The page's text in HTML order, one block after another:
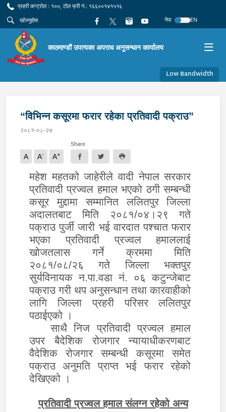
प्रहरी कन्ट्रोल : १००, टोल फ्री नं.: १६६००१४१५१६
नेपा
EN
काठमाण्डौं उपत्यका अपराध अनुसन्धान कार्यालय
Low Bandwidth
“विभिन्न कसूरमा फरार रहेका प्रतिवादी पक्राउ”
२०८१-०८-२७
A A- A+
Share
महेश महतको जाहेरीले वादी नेपाल सरकार
प्रतिवादी प्रज्वल हमाल भएको ठगी सम्बन्धी
कसूर मुद्दामा सम्मानित ललितपुर जिल्ला
अदालतबाट मिति २०८१/०४।२९ गते
पक्राउ पुर्जी जारी भई वारदात पश्चात फरार
भएका प्रतिवादी प्रज्वल हमाललाई
खोजतलास गर्ने क्रममा मिति
२०८१/०८/२६ गते जिल्ला भक्तपुर
सुर्यविनायक न.पा.वडा नं. ०६ कटुन्जेबाट
पक्राउ गरी थप अनुसन्धान तथा कारवाहीको
लागि जिल्ला प्रहरी परिसर ललितपुर
पठाईएको ।
साथै निज प्रतिवादी प्रज्वल हमाल
उपर बैदेशिक रोजगार न्यायाधीकरणबाट
वैदेशिक रोजगार सम्बन्धी कसूरमा समेत
पक्राउ अनुमति प्राप्त भई फरार रहेको
देखिएको ।
प्रतिवादी प्रज्वल हमाल संलग्न रहेको अन्य